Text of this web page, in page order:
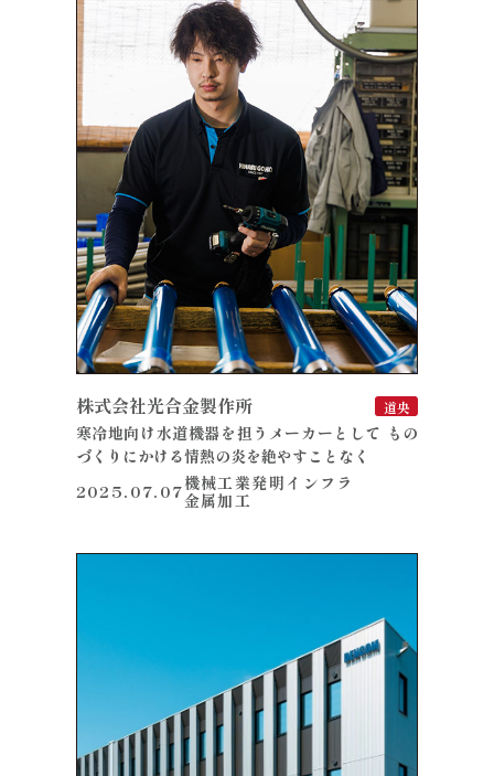
株式会社光合金製作所 道央
寒冷地向け水道機器を担うメーカーとして もの
づくりにかける情熱の炎を絶やすことなく
2025.07.07機械工業発明 インフラ
金属加工